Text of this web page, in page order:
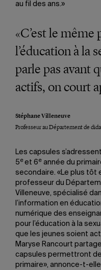
au fil des ans.»
«C’est le
l’éducation à la
parle pas avant
actifs, on court
Stéphane Villeneuve
Professeur au Département de
Les capsules
5 e et 6 e année du
secondaire. «Le plus tôt
professeur du
Villeneuve, spécialisé
l’information en
numérique des
pour l’éducation à la
que les jeunes soient
Maryse Rancourt
capsules permettront
primaire», annonce-t-